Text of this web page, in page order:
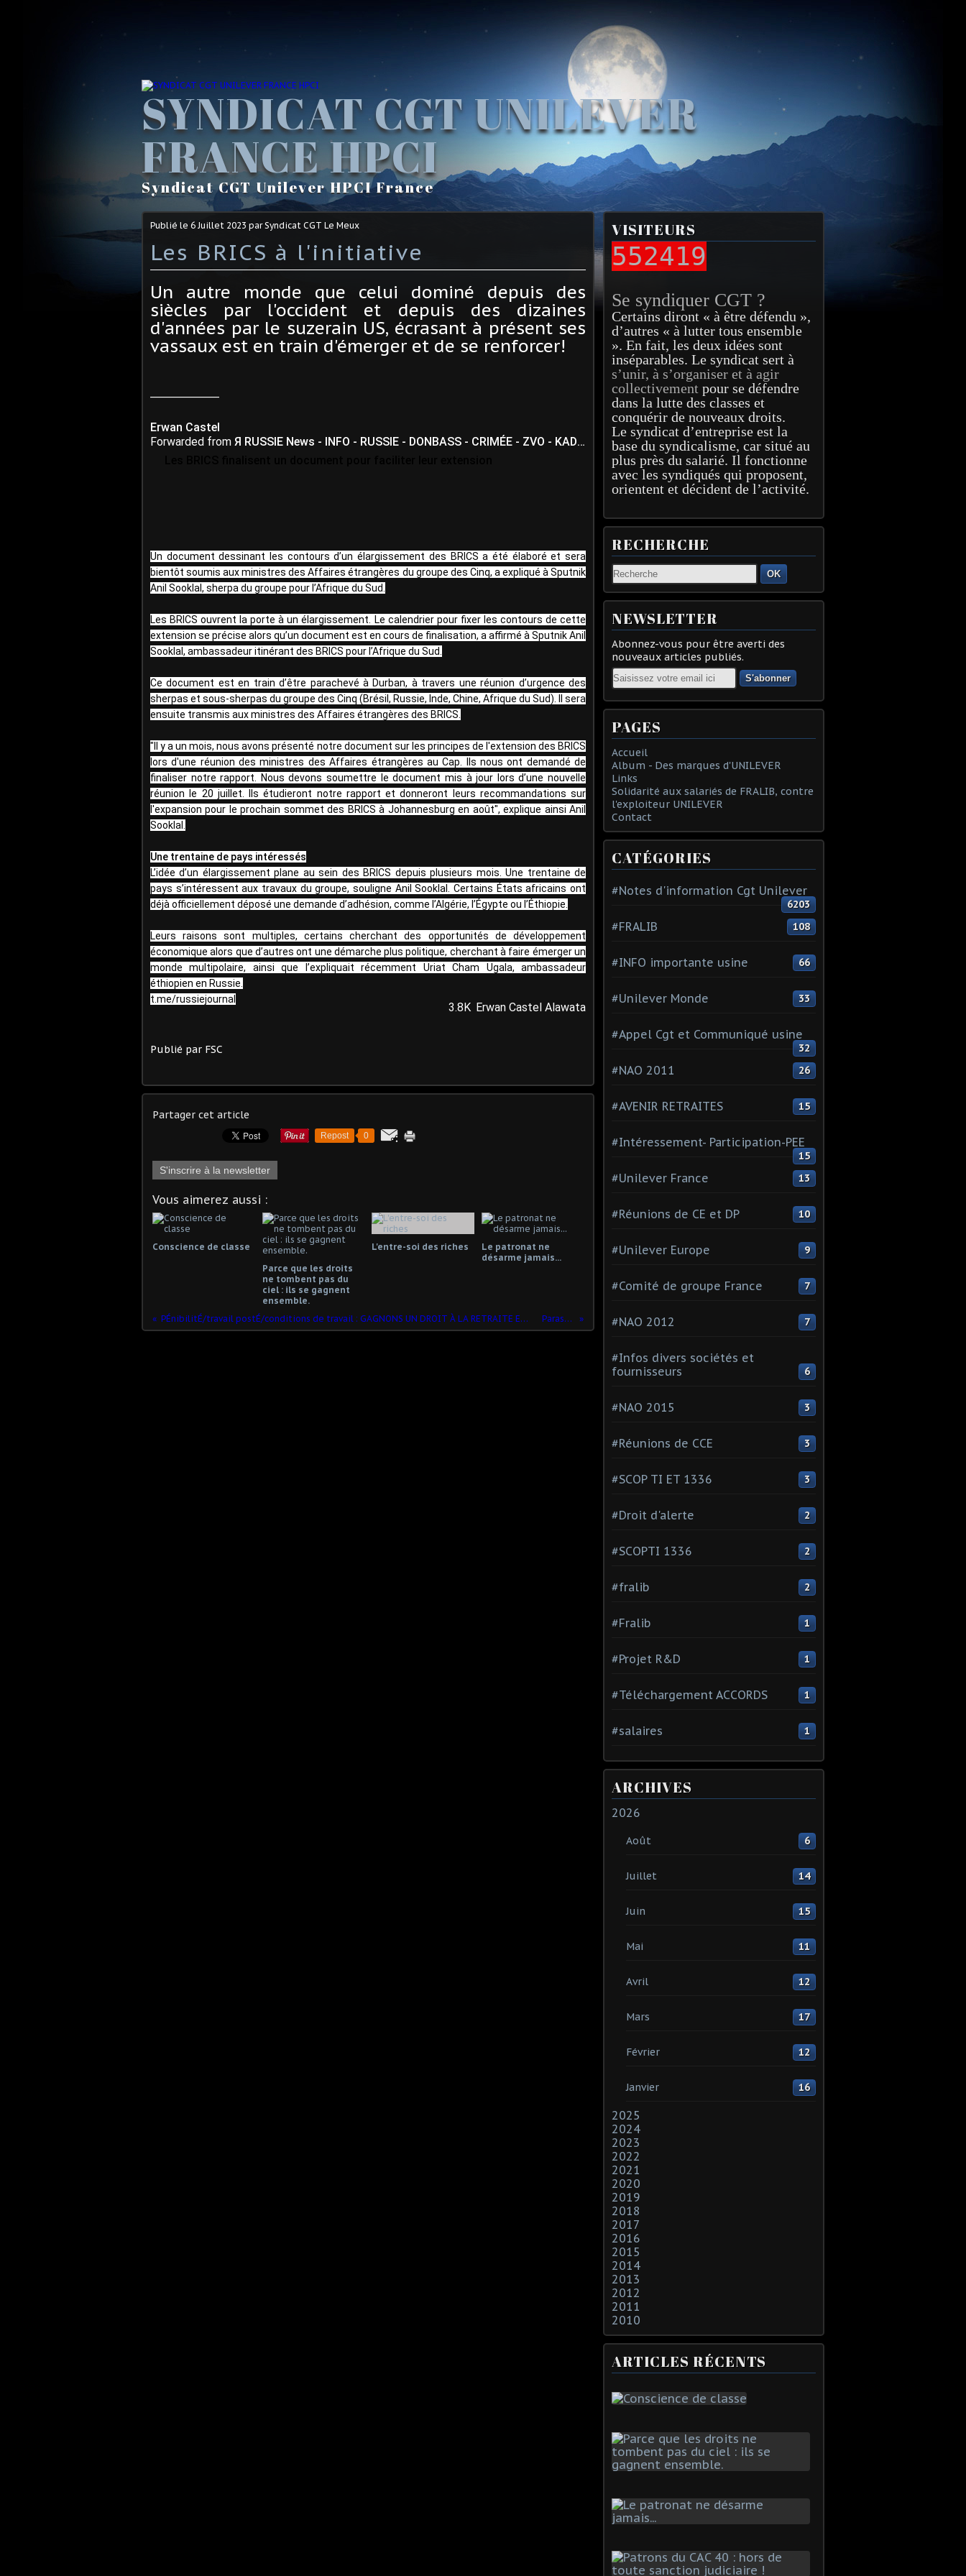
SYNDICAT CGT UNILEVER
FRANCE HPCI
Syndicat CGT Unilever HPCI France
Publié le 6 Juillet 2023 par Syndicat CGT Le Meux
Les BRICS à l'initiative
Un autre monde que celui dominé depuis des
siècles par l'occident et depuis des dizaines
d'années par le suzerain US, écrasant à présent ses
vassaux est en train d'émerger et de se renforcer!
Erwan Castel
Forwarded from Я RUSSIE News - INFO - RUSSIE - DONBASS - CRIMÉE - ZVO - KADYROV - WAGNER - UKRAINE - Toute l'info en continu
Un document dessinant les contours d’un élargissement des BRICS a été élaboré et sera
bientôt soumis aux ministres des Affaires étrangères du groupe des Cinq, a expliqué à Sputnik
Anil Sooklal, sherpa du groupe pour l’Afrique du Sud.
Les BRICS ouvrent la porte à un élargissement. Le calendrier pour fixer les contours de cette
extension se précise alors qu’un document est en cours de finalisation, a affirmé à Sputnik Anil
Sooklal, ambassadeur itinérant des BRICS pour l’Afrique du Sud.
Ce document est en train d’être parachevé à Durban, à travers une réunion d’urgence des
sherpas et sous-sherpas du groupe des Cinq (Brésil, Russie, Inde, Chine, Afrique du Sud). Il sera
ensuite transmis aux ministres des Affaires étrangères des BRICS.
"Il y a un mois, nous avons présenté notre document sur les principes de l'extension des BRICS
lors d'une réunion des ministres des Affaires étrangères au Cap. Ils nous ont demandé de
finaliser notre rapport. Nous devons soumettre le document mis à jour lors d’une nouvelle
réunion le 20 juillet. Ils étudieront notre rapport et donneront leurs recommandations sur
l'expansion pour le prochain sommet des BRICS à Johannesburg en août", explique ainsi Anil
Sooklal.
Une trentaine de pays intéressés
L’idée d’un élargissement plane au sein des BRICS depuis plusieurs mois. Une trentaine de
pays s’intéressent aux travaux du groupe, souligne Anil Sooklal. Certains États africains ont
déjà officiellement déposé une demande d’adhésion, comme l’Algérie, l’Égypte ou l’Éthiopie.
Leurs raisons sont multiples, certains cherchant des opportunités de développement
économique alors que d’autres ont une démarche plus politique, cherchant à faire émerger un
monde multipolaire, ainsi que l’expliquait récemment Uriat Cham Ugala, ambassadeur
éthiopien en Russie.
t.me/russiejournal
3.8K Erwan Castel Alawata
Publié par FSC
Partager cet article
Repost 0
S'inscrire à la newsletter
Vous aimerez aussi :
Conscience de classe
Parce que les droits
ne tombent pas du
ciel : ils se gagnent
ensemble.
L'entre-soi des riches
Le patronat ne
désarme jamais...
PÉnibilitÉ/travail postÉ/conditions de travail : GAGNONS UN DROIT À LA RETRAITE EN BONNE SANTÉ ! Parasites
VISITEURS
552419
Se syndiquer CGT ?
Certains diront « à être défendu »,
d’autres « à lutter tous ensemble
». En fait, les deux idées sont
inséparables. Le syndicat sert à
s’unir, à s’organiser et à agir
collectivement pour se défendre
dans la lutte des classes et
conquérir de nouveaux droits.
Le syndicat d’entreprise est la
base du syndicalisme, car situé au
plus près du salarié. Il fonctionne
avec les syndiqués qui proposent,
orientent et décident de l’activité.
RECHERCHE
OK
NEWSLETTER
Abonnez-vous pour être averti des
nouveaux articles publiés.
Email
PAGES
Accueil
Album - Des marques d'UNILEVER
Links
Solidarité aux salariés de FRALIB, contre
l'exploiteur UNILEVER
Contact
CATÉGORIES
#Notes d'information Cgt Unilever
6203
#FRALIB 108
#INFO importante usine 66
#Unilever Monde 33
#Appel Cgt et Communiqué usine
32
#NAO 2011 26
#AVENIR RETRAITES 15
#Intéressement- Participation-PEE
15
#Unilever France 13
#Réunions de CE et DP 10
#Unilever Europe 9
#Comité de groupe France 7
#NAO 2012 7
#Infos divers sociétés et
fournisseurs
6
#NAO 2015 3
#Réunions de CCE 3
#SCOP TI ET 1336 3
#Droit d'alerte 2
#SCOPTI 1336 2
#fralib 2
#Fralib 1
#Projet R&D 1
#Téléchargement ACCORDS 1
#salaires 1
ARCHIVES
2026
Août 6
Juillet 14
Juin 15
Mai 11
Avril 12
Mars 17
Février 12
Janvier 16
2025
2024
2023
2022
2021
2020
2019
2018
2017
2016
2015
2014
2013
2012
2011
2010
ARTICLES RÉCENTS